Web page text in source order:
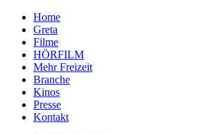
Home
Greta
Filme
HÖRFILM
Mehr Freizeit
Branche
Kinos
Presse
Kontakt